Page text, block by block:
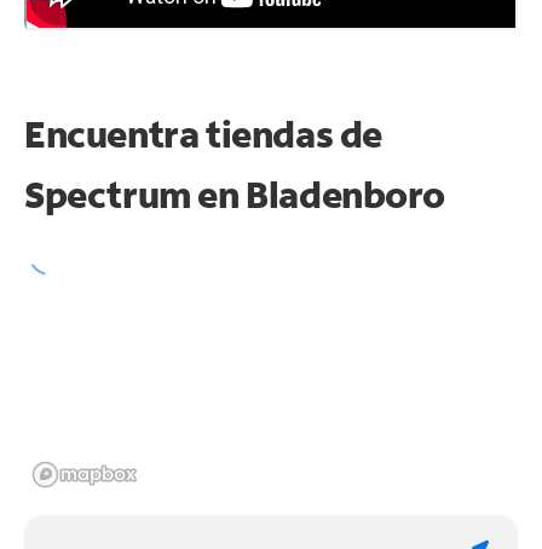
Encuentra tiendas de
Spectrum en Bladenboro